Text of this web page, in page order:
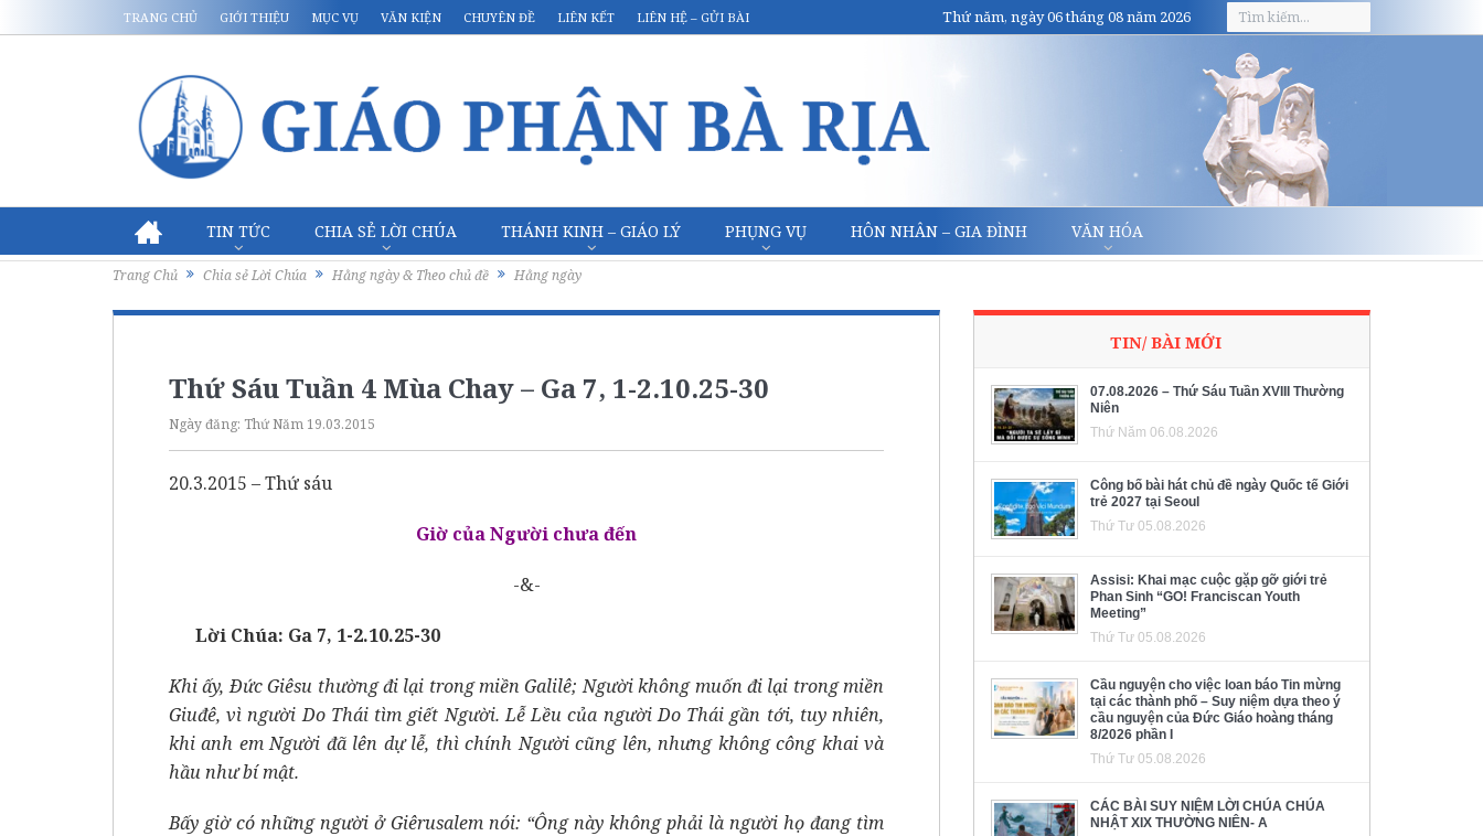
TRANG CHỦ GIỚI THIỆU MỤC VỤ VĂN KIỆN CHUYÊN ĐỀ LIÊN KẾT LIÊN HỆ – GỬI BÀI Thứ năm, ngày 06 tháng 08 năm 2026
TIN TỨC CHIA SẺ LỜI CHÚA THÁNH KINH – GIÁO LÝ PHỤNG VỤ HÔN NHÂN – GIA ĐÌNH VĂN HÓA
Trang Chủ Chia sẻ Lời Chúa Hằng ngày & Theo chủ đề Hằng ngày
Thứ Sáu Tuần 4 Mùa Chay – Ga 7, 1-2.10.25-30
Ngày đăng: Thứ Năm 19.03.2015
20.3.2015 – Thứ sáu
Giờ của Người chưa đến
-&-
Lời Chúa: Ga 7, 1-2.10.25-30
Khi ấy, Ðức Giêsu thường đi lại trong miền Galilê; Người không muốn đi lại trong miền
Giuđê, vì người Do Thái tìm giết Người. Lễ Lều của người Do Thái gần tới, tuy nhiên,
khi anh em Người đã lên dự lễ, thì chính Người cũng lên, nhưng không công khai và
hầu như bí mật.
Bấy giờ có những người ở Giêrusalem nói: “Ông này không phải là người họ đang tìm
TIN/ BÀI MỚI
07.08.2026 – Thứ Sáu Tuần XVIII Thường
Niên
Thứ Năm 06.08.2026
Công bố bài hát chủ đề ngày Quốc tế Giới
trẻ 2027 tại Seoul
Thứ Tư 05.08.2026
Assisi: Khai mạc cuộc gặp gỡ giới trẻ
Phan Sinh “GO! Franciscan Youth
Meeting”
Thứ Tư 05.08.2026
Cầu nguyện cho việc loan báo Tin mừng
tại các thành phố – Suy niệm dựa theo ý
cầu nguyện của Đức Giáo hoàng tháng
8/2026 phần I
Thứ Tư 05.08.2026
CÁC BÀI SUY NIỆM LỜI CHÚA CHÚA
NHẬT XIX THƯỜNG NIÊN- A